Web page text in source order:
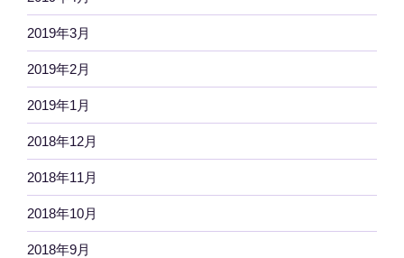
2019年3月
2019年2月
2019年1月
2018年12月
2018年11月
2018年10月
2018年9月